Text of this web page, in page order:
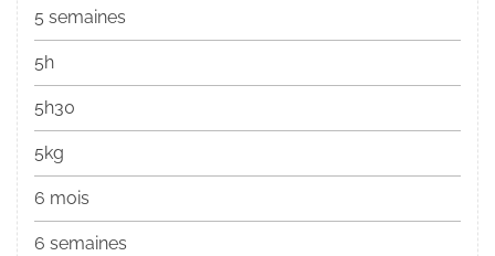
5 semaines
5h
5h30
5kg
6 mois
6 semaines